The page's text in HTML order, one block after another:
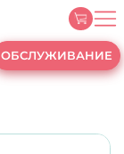
ОБСЛУЖИВАНИЕ